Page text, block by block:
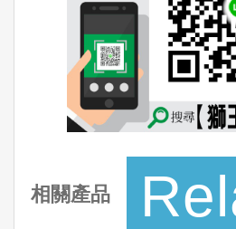
相關產品